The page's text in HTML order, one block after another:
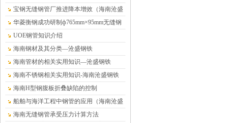
宝钢无缝钢管厂推进降本增效（海南沧盛
钢铁）
华菱衡钢成功研制ф765mm×95mm无缝钢
管（海南沧盛）
UOE钢管知识介绍
海南钢材及其分类—沧盛钢铁
海南管材的相关实用知识—沧盛钢铁
海南不锈钢相关实用知识-海南沧盛钢铁
海南H型钢腹板折叠缺陷的控制
船舶与海洋工程中钢管的应用（海南沧盛
钢铁）
海南无缝钢管承受压力计算方法